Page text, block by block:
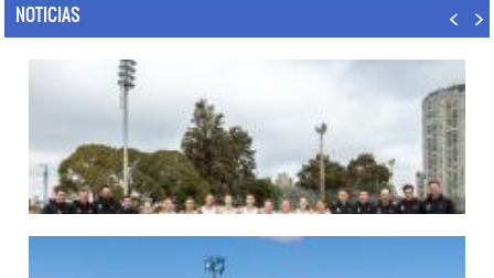
NOTICIAS